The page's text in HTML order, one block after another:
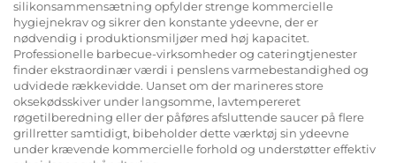
silikonsammensætning opfylder strenge kommercielle
hygiejnekrav og sikrer den konstante ydeevne, der er
nødvendig i produktionsmiljøer med høj kapacitet.
Professionelle barbecue-virksomheder og cateringtjenester
finder ekstraordinær værdi i penslens varmebestandighed og
udvidede rækkevidde. Uanset om der marineres store
oksekødsskiver under langsomme, lavtempereret
røgetilberedning eller der påføres afsluttende saucer på flere
grillretter samtidigt, bibeholder dette værktøj sin ydeevne
under krævende kommercielle forhold og understøtter effektiv